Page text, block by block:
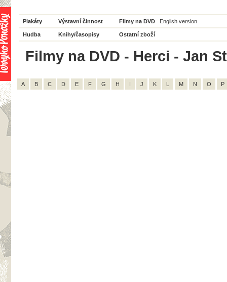
Plakáty Výstavní činnost Filmy na DVD English version
Hudba Knihy/časopisy Ostatní zboží
Filmy na DVD - Herci - Jan
A B C D E F G H I J K L M N O P